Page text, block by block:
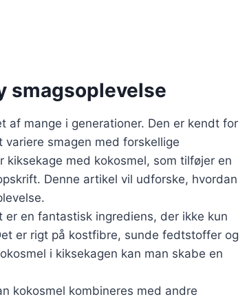
smagsoplevelse
mange i generationer. Den er kendt for
smagen med forskellige
med kokosmel, som tilføjer en
Denne artikel vil udforske, hvordan
en fantastisk ingrediens, der ikke kun
er rigt på kostfibre, sunde fedtstoffer og
i kiksekagen kan man skabe en
kokosmel kombineres med andre